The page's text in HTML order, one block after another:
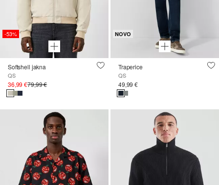
-53%
Softshell jakna
QS
36,99 €79,99 €
NOVO
Traperice
QS
49,99 €